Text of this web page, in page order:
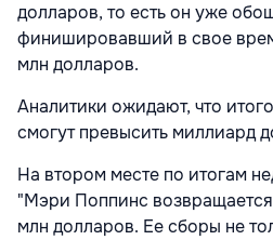
долларов, то есть он уже
финишировавший в свое
млн долларов.
Аналитики ожидают, что
смогут превысить миллиард
На втором месте по итогам
"Мэри Поппинс
млн долларов. Ее сборы не